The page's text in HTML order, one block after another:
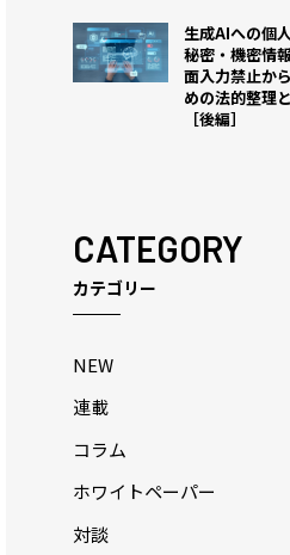
生成AIへの個
秘密・機密情
面入力禁止か
めの法的整理
［後編］
CATEGORY
カテゴリー
NEW
連載
コラム
ホワイトペーパー
対談